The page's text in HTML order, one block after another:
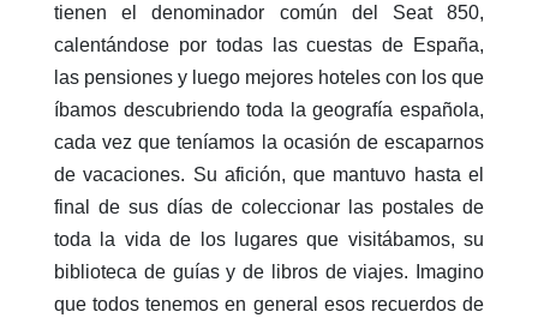
tienen el denominador común del Seat 850,
calentándose por todas las cuestas de España,
las pensiones y luego mejores hoteles con los que
íbamos descubriendo toda la geografía española,
cada vez que teníamos la ocasión de escaparnos
de vacaciones. Su afición, que mantuvo hasta el
final de sus días de coleccionar las postales de
toda la vida de los lugares que visitábamos, su
biblioteca de guías y de libros de viajes. Imagino
que todos tenemos en general esos recuerdos de